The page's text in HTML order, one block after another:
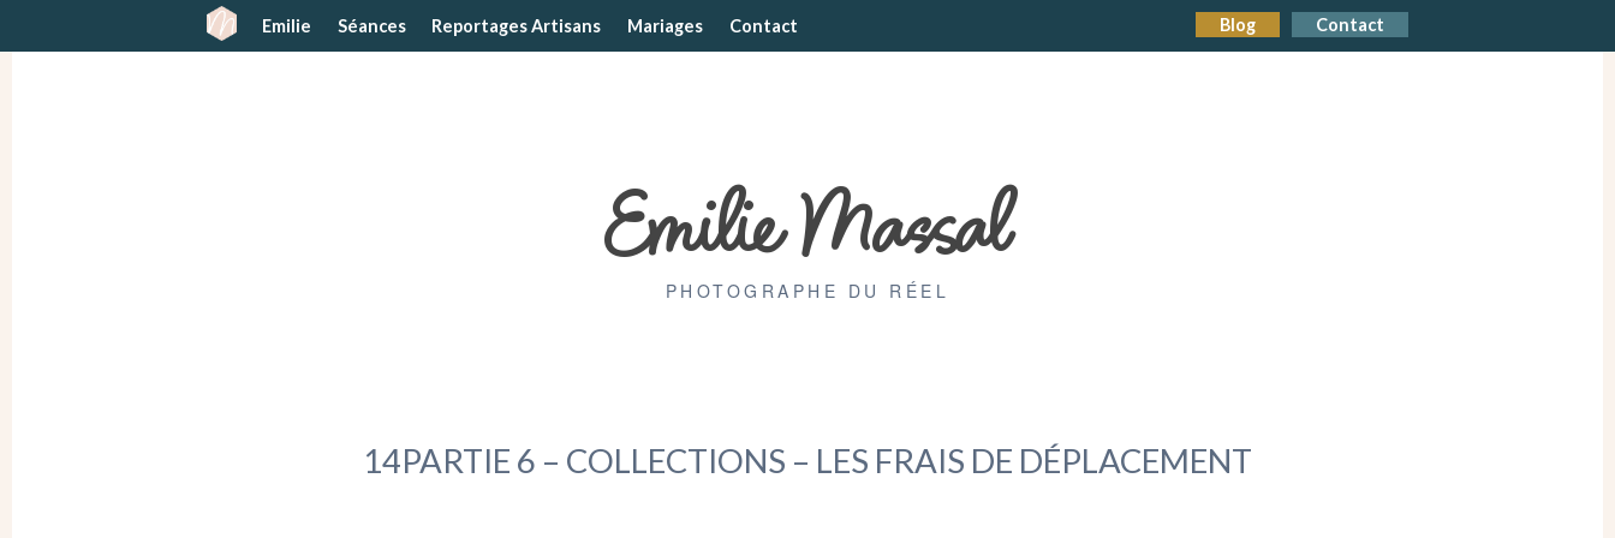
Contact
Blog
Emilie Séances Reportages Artisans Mariages Contact
Emilie Massal
PHOTOGRAPHE DU RÉEL
14PARTIE 6 – COLLECTIONS – LES FRAIS DE DÉPLACEMENT